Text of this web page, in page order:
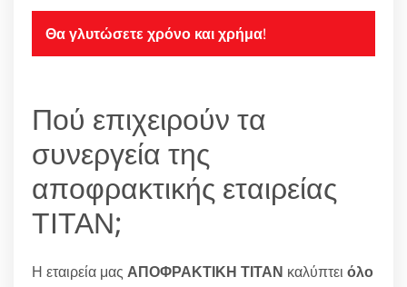
Θα γλυτώσετε χρόνο και χρήμα!
Πού επιχειρούν τα
συνεργεία της
αποφρακτικής εταιρείας
ΤΙΤΑΝ;
Η εταιρεία μας ΑΠΟΦΡΑΚΤΙΚΗ ΤΙΤΑΝ καλύπτει όλο